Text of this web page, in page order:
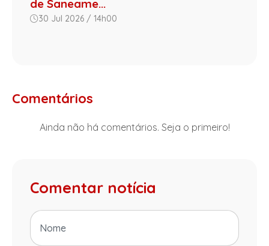
de Saneame...
30 Jul 2026 / 14h00
Comentários
Ainda não há comentários. Seja o primeiro!
Comentar notícia